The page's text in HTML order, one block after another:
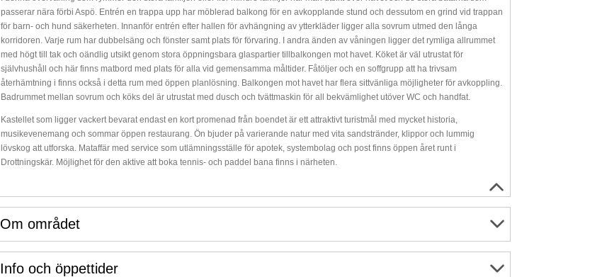
passerar nära förbi Aspö. Entrén en trappa upp har möblerad balkong för en avkopplande stund och dessutom en grind vid trappan
för barn- och hund säkerheten. Innanför entrén efter hallen för avhängning av ytterkläder ligger alla sovrum utmed den långa
korridoren. Varje rum har dubbelsäng och fönster samt plats för förvaring. I andra änden av våningen ligger det rymliga allrummet
med högt till tak och oändlig utsikt genom stora öppningsbara glaspartier tillbalkongen mot havet. Köket är väl utrustat för
självhushåll och här finns matbord med plats för alla vid gemensamma måltider. Fåtöljer och en soffgrupp att ha trivsam
återhämtning i finns också i detta rum med öppen planlösning. Balkongen mot havet har flera sittvänliga möjligheter för avkoppling.
Badrummet mellan sovrum och köks del är utrustat med dusch och tvättmaskin för all bekvämlighet utöver WC och handfat.
Kastellet som ligger vackert bevarat endast en kort promenad från boendet är ett attraktivt turistmål med mycket historia,
musikevenemang och sommar öppen restaurang. Ön bjuder på varierande natur med vita sandstränder, klippor och lummig
lövskog att utforska. Mataffär med service som utlämningsställe för apotek, systembolag och post finns öppen året runt i
Drottningskär. Möjlighet för den aktive att boka tennis- och paddel bana finns i närheten.
Om området
Info och öppettider